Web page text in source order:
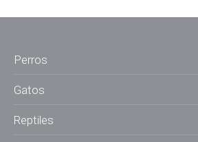
Perros
Gatos
Reptiles